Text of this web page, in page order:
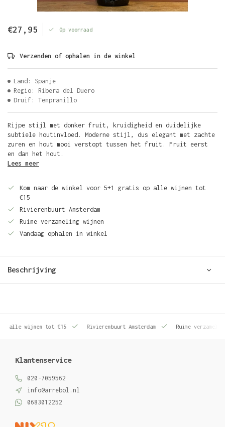
€27,95 Op voorraad
Verzenden of ophalen in de winkel
Land: Spanje
Regio: Ribera del Duero
Druif: Tempranillo
Rijpe stijl met donker fruit, kruidigheid en duidelijke
subtiele houtinvloed. Moderne stijl, dus elegant met zachte
zuren en hout mooi verstopt tussen het fruit. Fruit eerst
en dan het hout.
Lees meer
Kom naar de winkel voor 5+1 gratis op alle wijnen tot
€15
Rivierenbuurt Amsterdam
Ruime verzameling wijnen
Vandaag ophalen in winkel
Beschrijving
wijnen tot €15 Rivierenbuurt Amsterdam Ruime verzameling
Klantenservice
020-7059562
info@arrebol.nl
0683012252